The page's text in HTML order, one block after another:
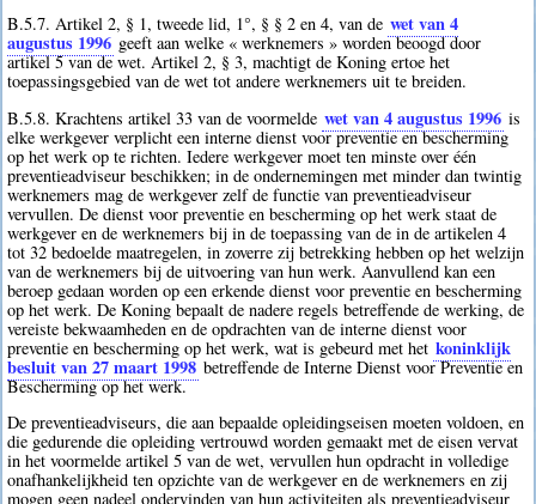
B.5.7. Artikel 2, § 1, tweede lid, 1°, § § 2 en 4, van de wet van 4
augustus 1996 geeft aan welke « werknemers » worden beoogd door
artikel 5 van de wet. Artikel 2, § 3, machtigt de Koning ertoe het
toepassingsgebied van de wet tot andere werknemers uit te breiden.
B.5.8. Krachtens artikel 33 van de voormelde wet van 4 augustus 1996 is
elke werkgever verplicht een interne dienst voor preventie en bescherming
op het werk op te richten. Iedere werkgever moet ten minste over één
preventieadviseur beschikken; in de ondernemingen met minder dan twintig
werknemers mag de werkgever zelf de functie van preventieadviseur
vervullen. De dienst voor preventie en bescherming op het werk staat de
werkgever en de werknemers bij in de toepassing van de in de artikelen 4
tot 32 bedoelde maatregelen, in zoverre zij betrekking hebben op het welzijn
van de werknemers bij de uitvoering van hun werk. Aanvullend kan een
beroep gedaan worden op een erkende dienst voor preventie en bescherming
op het werk. De Koning bepaalt de nadere regels betreffende de werking, de
vereiste bekwaamheden en de opdrachten van de interne dienst voor
preventie en bescherming op het werk, wat is gebeurd met het koninklijk
besluit van 27 maart 1998 betreffende de Interne Dienst voor Preventie en
Bescherming op het werk.
De preventieadviseurs, die aan bepaalde opleidingseisen moeten voldoen, en
die gedurende die opleiding vertrouwd worden gemaakt met de eisen vervat
in het voormelde artikel 5 van de wet, vervullen hun opdracht in volledige
onafhankelijkheid ten opzichte van de werkgever en de werknemers en zij
mogen geen nadeel ondervinden van hun activiteiten als preventieadviseur